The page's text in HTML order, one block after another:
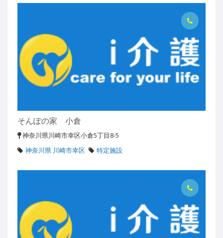
そんぽの家 小倉
神奈川県川崎市幸区小倉5丁目8-5
神奈川県 川崎市幸区
特定施設